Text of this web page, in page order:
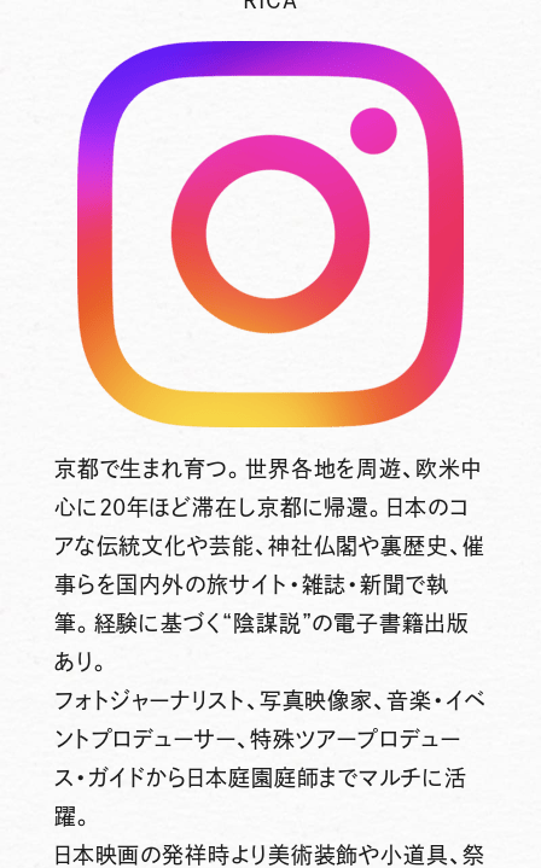
京都で生まれ育つ。世界各地を周遊、欧米中
心に20年ほど滞在し京都に帰還。日本のコ
アな伝統文化や芸能、神社仏閣や裏歴史、催
事らを国内外の旅サイト・雑誌・新聞で執
筆。経験に基づく“陰謀説”の電子書籍出版
あり。
フォトジャーナリスト、写真映像家、音楽・イベ
ントプロデューサー、特殊ツアープロデュー
ス・ガイドから日本庭園庭師までマルチに活
躍。
日本映画の発祥時より美術装飾や小道具、祭